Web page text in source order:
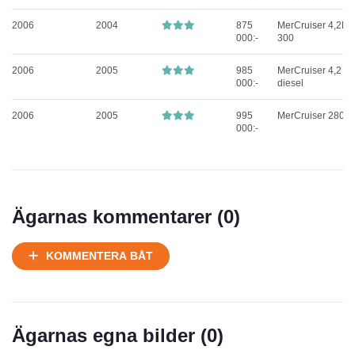
2006 2004
875
000:-
MerCruiser 4,2L
300
2006 2005
985
000:-
MerCruiser 4,2
diesel
2006 2005
995
000:-
MerCruiser 280
Ägarnas kommentarer (0)
KOMMENTERA BÅT
Ägarnas egna bilder (0)